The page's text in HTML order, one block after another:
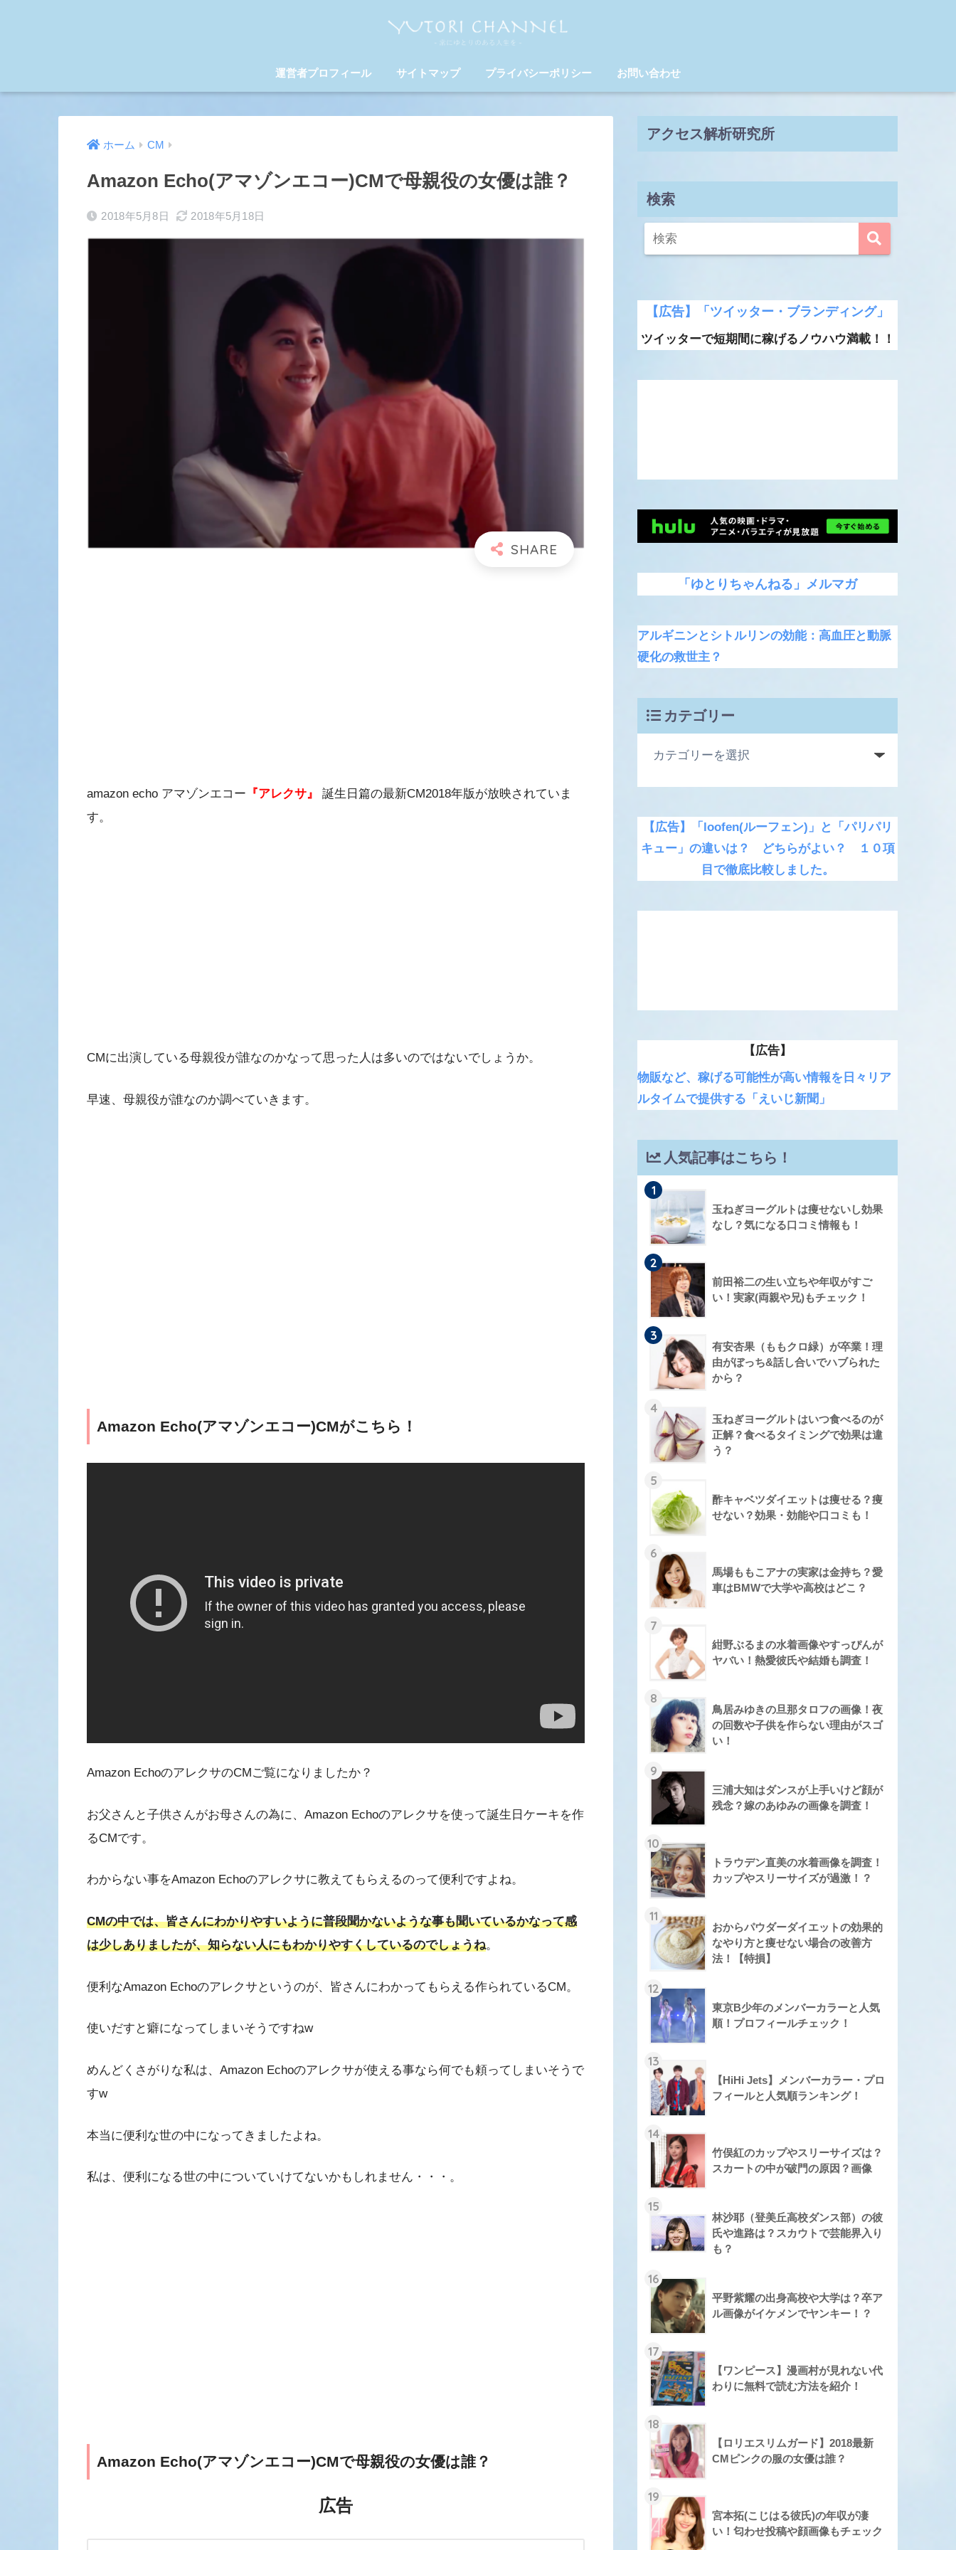
運営者プロフィール サイトマップ プライバシーポリシー お問い合わせ
ホーム CM
Amazon Echo(アマゾンエコー)CMで母親役の女優は誰？
2018年5月8日 2018年5月18日
amazon echo アマゾンエコー 『アレクサ』
誕生日篇の最新CM2018年版が放映されていま
す。
CMに出演している母親役が誰なのかなって思った人は多いのではないでしょうか。
早速、母親役が誰なのか調べていきます。
Amazon Echo(アマゾンエコー)CMがこちら！
Amazon EchoのアレクサのCMご覧になりましたか？
お父さんと子供さんがお母さんの為に、Amazon Echoのアレクサを使って誕生日ケーキを作
るCMです。
わからない事をAmazon Echoのアレクサに教えてもらえるのって便利ですよね。
CMの中では、皆さんにわかりやすいように普段聞かないような事も聞いているかなって感
は少しありましたが、知らない人にもわかりやすくしているのでしょうね。
便利なAmazon Echoのアレクサというのが、皆さんにわかってもらえる作られているCM。
使いだすと癖になってしまいそうですねw
めんどくさがりな私は、Amazon Echoのアレクサが使える事なら何でも頼ってしまいそうで
すw
本当に便利な世の中になってきましたよね。
私は、便利になる世の中についていけてないかもしれません・・・。
Amazon Echo(アマゾンエコー)CMで母親役の女優は誰？
広告
アクセス解析研究所
検索
【広告】「ツイッター・ブランディング」
ツイッターで短期間に稼げるノウハウ満載！！
「ゆとりちゃんねる」メルマガ
アルギニンとシトルリンの効能：高血圧と動脈
硬化の救世主？
カテゴリー
【広告】「loofen(ルーフェン)」と「パリパリ
キュー」の違いは？ どちらがよい？ １０項
目で徹底比較しました。
【広告】
物販など、稼げる可能性が高い情報を日々リア
ルタイムで提供する「えいじ新聞」
人気記事はこちら！
1
玉ねぎヨーグルトは痩せないし効果
なし？気になる口コミ情報も！
2
前田裕二の生い立ちや年収がすご
い！実家(両親や兄)もチェック！
3
有安杏果（ももクロ緑）が卒業！理
由がぼっち&話し合いでハブられた
から？
4
玉ねぎヨーグルトはいつ食べるのが
正解？食べるタイミングで効果は違
う？
5
酢キャベツダイエットは痩せる？痩
せない？効果・効能や口コミも！
6
馬場ももこアナの実家は金持ち？愛
車はBMWで大学や高校はどこ？
7
紺野ぶるまの水着画像やすっぴんが
ヤバい！熱愛彼氏や結婚も調査！
8
鳥居みゆきの旦那タロフの画像！夜
の回数や子供を作らない理由がスゴ
い！
9
三浦大知はダンスが上手いけど顔が
残念？嫁のあゆみの画像を調査！
10
トラウデン直美の水着画像を調査！
カップやスリーサイズが過激！？
11
おからパウダーダイエットの効果的
なやり方と痩せない場合の改善方
法！【特損】
12
東京B少年のメンバーカラーと人気
順！プロフィールチェック！
13
【HiHi Jets】メンバーカラー・プロ
フィールと人気順ランキング！
14
竹俣紅のカップやスリーサイズは？
スカートの中が破門の原因？画像
15
林沙耶（登美丘高校ダンス部）の彼
氏や進路は？スカウトで芸能界入り
も？
16
平野紫耀の出身高校や大学は？卒ア
ル画像がイケメンでヤンキー！？
17
【ワンピース】漫画村が見れない代
わりに無料で読む方法を紹介！
18
【ロリエスリムガード】2018最新
CMピンクの服の女優は誰？
19
宮本拓(こじはる彼氏)の年収が凄
い！匂わせ投稿や顔画像もチェック